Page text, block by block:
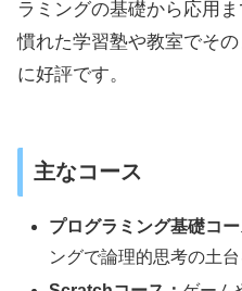
ラミングの基礎から応用
慣れた学習塾や教室でそ
に好評です。
主なコース
プログラミング基礎コー
ングで論理的思考の土台